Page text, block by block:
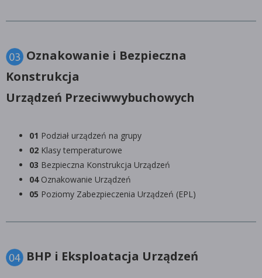
Oznakowanie i Bezpieczna
Konstrukcja
Urządzeń Przeciwwybuchowych
01 Podział urządzeń na grupy
02 Klasy temperaturowe
03 Bezpieczna Konstrukcja Urządzeń
04Oznakowanie Urządzeń
05 Poziomy Zabezpieczenia Urządzeń (EPL)
BHP i Eksploatacja Urządzeń